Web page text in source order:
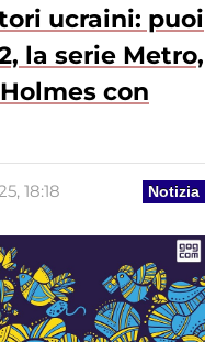
ucraini: puoi
la serie Metro,
con
Notizia
18:18